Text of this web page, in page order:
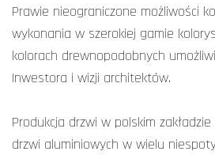
Prawie nieograniczone możliwości
wykonania w szerokiej gamie
kolorach drewnopodobnych
Inwestora i wizji architektów.
Produkcja drzwi w polskim
drzwi aluminiowych w wielu